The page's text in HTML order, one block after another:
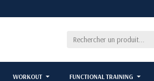
WORKOUT FUNCTIONAL TRAINING